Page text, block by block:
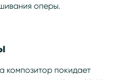
оперы.
композитор покидает